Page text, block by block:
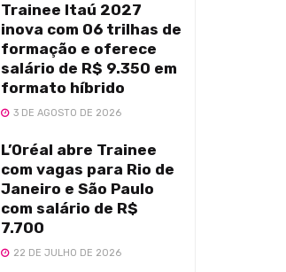
Trainee Itaú 2027
inova com 06 trilhas de
formação e oferece
salário de R$ 9.350 em
formato híbrido
3 DE AGOSTO DE 2026
L’Oréal abre Trainee
com vagas para Rio de
Janeiro e São Paulo
com salário de R$
7.700
22 DE JULHO DE 2026